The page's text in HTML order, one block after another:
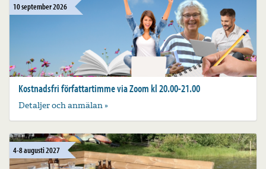
10 september 2026
Kostnadsfri författartimme via Zoom kl 20.00-21.00
Detaljer och anmälan »
4-8 augusti 2027